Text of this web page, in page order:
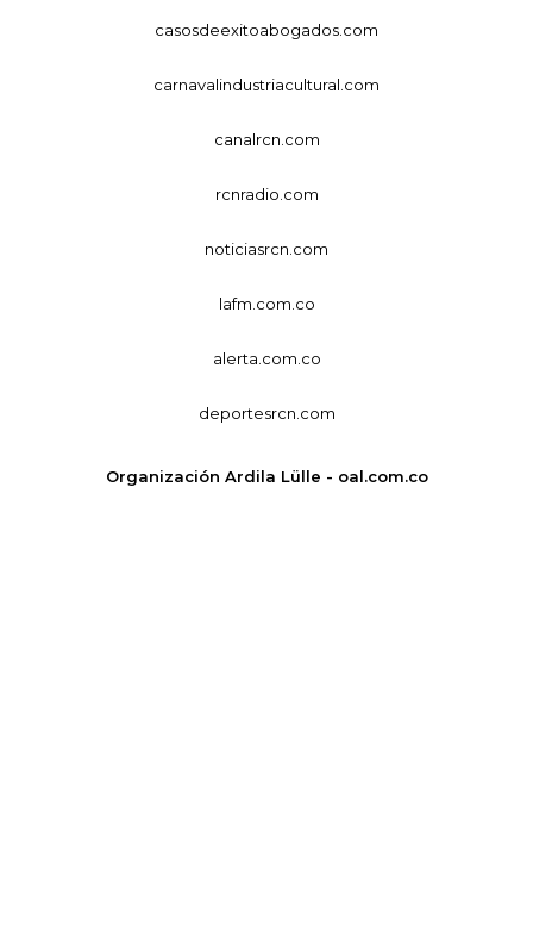
casosdeexitoabogados.com
carnavalindustriacultural.com
canalrcn.com
rcnradio.com
noticiasrcn.com
lafm.com.co
alerta.com.co
deportesrcn.com
Organización Ardila Lülle - oal.com.co